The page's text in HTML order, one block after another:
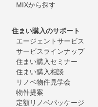
MIXから探す
住まい購入のサポート
エージェントサービス
サービスラインナップ
住まい購入セミナー
住まい購入相談
リノベ物件見学会
物件提案
定額リノベパッケージ